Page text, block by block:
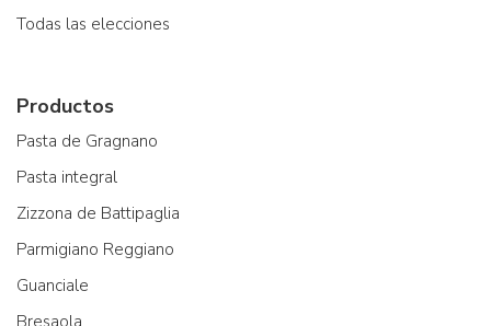
Todas las elecciones
Productos
Pasta de Gragnano
Pasta integral
Zizzona de Battipaglia
Parmigiano Reggiano
Guanciale
Bresaola